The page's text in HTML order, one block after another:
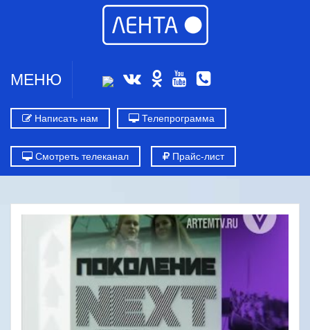
МЕНЮ
Написать нам Телепрограмма
Смотреть телеканал Прайс-лист